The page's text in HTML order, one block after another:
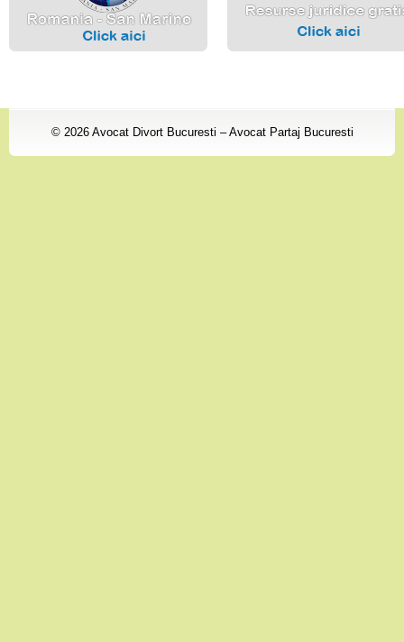
© 2026 Avocat Divort Bucuresti – Avocat Partaj Bucuresti